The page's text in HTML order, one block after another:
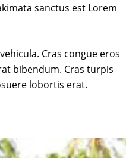
sanctus est Lorem
Cras congue eros
bibendum. Cras turpis
lobortis erat.